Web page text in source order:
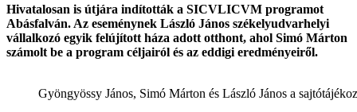
Hivatalosan is útjára indították a SICVLICVM programot
Abásfalván. Az eseménynek László János székelyudvarhelyi
vállalkozó egyik felújított háza adott otthont, ahol Simó Márton
számolt be a program céljairól és az eddigi eredményeiről.
Gyöngyössy János, Simó Márton és László János a